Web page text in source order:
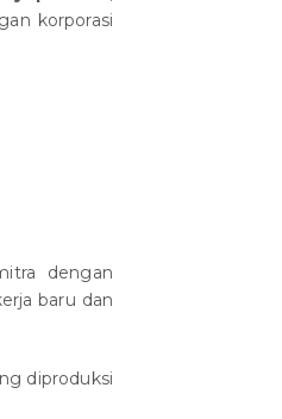
korporasi
dengan
baru dan
diproduksi